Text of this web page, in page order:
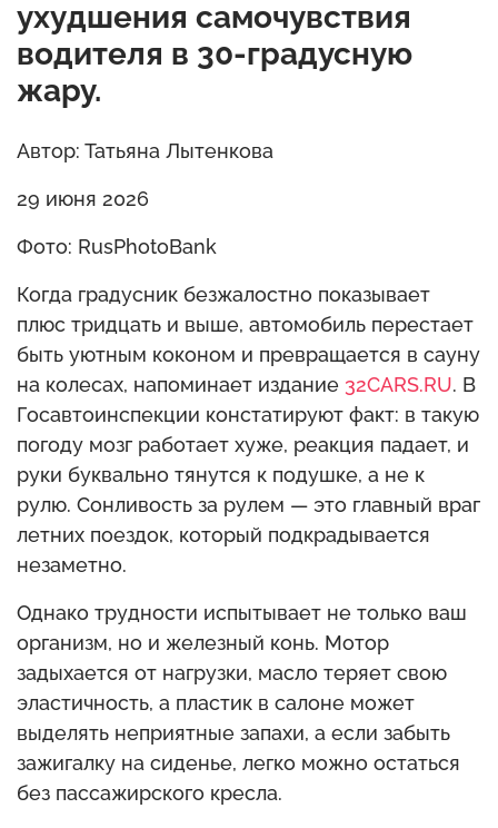
ухудшения самочувствия
водителя в 30-градусную
жару.
Автор: Татьяна Лытенкова
29 июня 2026
Фото: RusPhotoBank
Когда градусник безжалостно показывает
плюс тридцать и выше, автомобиль перестает
быть уютным коконом и превращается в сауну
на колесах, напоминает издание 32CARS.RU. В
Госавтоинспекции констатируют факт: в такую
погоду мозг работает хуже, реакция падает, и
руки буквально тянутся к подушке, а не к
рулю. Сонливость за рулем — это главный враг
летних поездок, который подкрадывается
незаметно.
Однако трудности испытывает не только ваш
организм, но и железный конь. Мотор
задыхается от нагрузки, масло теряет свою
эластичность, а пластик в салоне может
выделять неприятные запахи, а если забыть
зажигалку на сиденье, легко можно остаться
без пассажирского кресла.